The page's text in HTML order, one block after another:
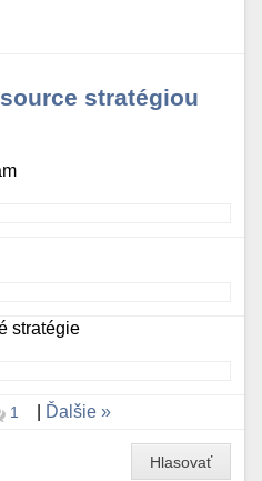
stratégiou
stratégie
1 Ďalšie
Hlasovať